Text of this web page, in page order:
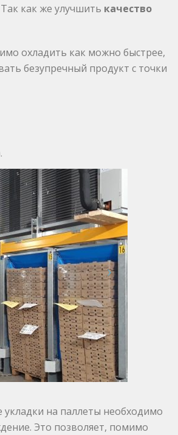
как же улучшить качество
охладить как можно быстрее,
безупречный продукт с точки
укладки на паллеты необходимо
Это позволяет, помимо